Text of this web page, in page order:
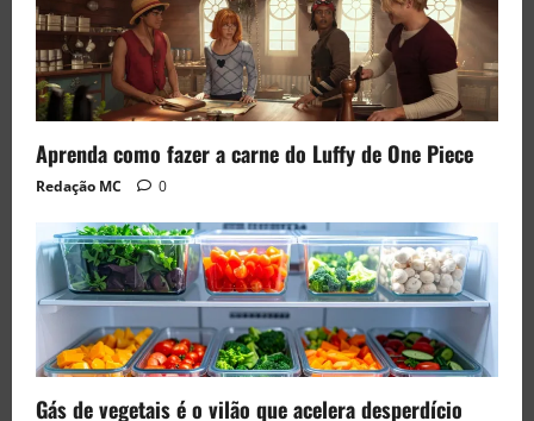
Aprenda como fazer a carne do Luffy de One Piece
Redação MC 0
Gás de vegetais é o vilão que acelera desperdício